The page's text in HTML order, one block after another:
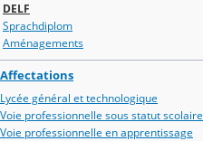
DELF
Sprachdiplom
Aménagements
Affectations
Lycée général et technologique
Voie professionnelle sous statut scolaire
Voie professionnelle en apprentissage